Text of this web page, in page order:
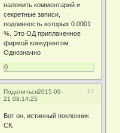
наложить комментарий и
секретные записи,
подлинность которых 0.0001
%. Это ОД приплаченное
фирмой конкурентом.
Однозначно
0
Поделиться 17
2015-09-
21 09:14:25
Вот он, истинный поклонник
СК.